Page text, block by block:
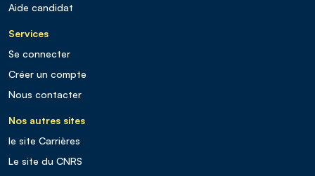
Aide candidat
Services
Se connecter
Créer un compte
Nous contacter
Nos autres sites
le site Carrières
Le site du CNRS